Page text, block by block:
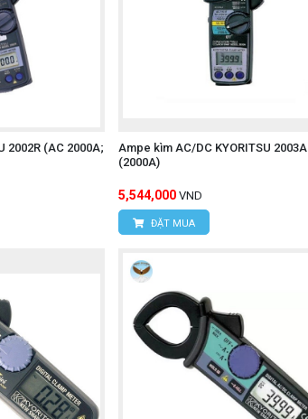
2002R (AC 2000A;
Ampe kìm AC/DC KYORITSU 2003A
(2000A)
5,544,000 VND
ĐẶT MUA